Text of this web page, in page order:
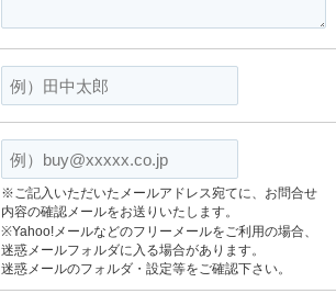
※ご記入いただいたメールアドレス宛てに、お問合せ
内容の確認メールをお送りいたします。
※Yahoo!メールなどのフリーメールをご利用の場合、
迷惑メールフォルダに入る場合があります。
迷惑メールのフォルダ・設定等をご確認下さい。